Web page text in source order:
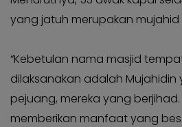
yang jatuh merupakan mujahid
“Kebetulan nama masjid
dilaksanakan adalah
pejuang, mereka yang berjihad.
memberikan manfaat yang